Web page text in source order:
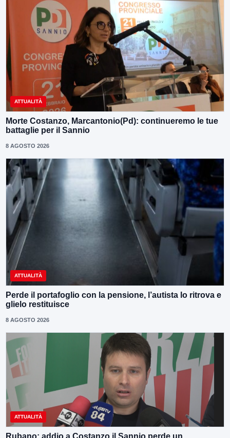
ATTUALITÀ
Morte Costanzo, Marcantonio(Pd): continueremo le tue
battaglie per il Sannio
8 AGOSTO 2026
ATTUALITÀ
Perde il portafoglio con la pensione, l’autista lo ritrova e
glielo restituisce
8 AGOSTO 2026
ATTUALITÀ
Rubano: addio a Costanzo,il Sannio perde un